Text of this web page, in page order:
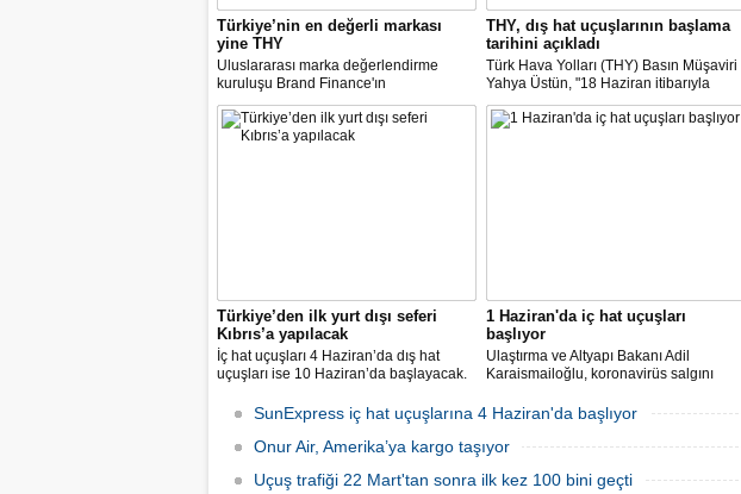
Türkiye’nin en değerli markası
yine THY
Uluslararası marka değerlendirme
kuruluşu Brand Finance'ın
araştırmasına göre Türk Hava Yolları, 2
milyar dolara yaklaşan marka değeriyle
bu yıl da "Türkiye'nin en değerli
THY, dış hat uçuşlarının başlama
tarihini açıkladı
Türk Hava Yolları (THY) Basın Müşaviri
Yahya Üstün, "18 Haziran itibarıyla
Avrupa’daki 16 şehirden Anadolu’daki
14 noktaya direkt uçmaya başlayacağız"
Türkiye’den ilk yurt dışı seferi
Kıbrıs’a yapılacak
İç hat uçuşları 4 Haziran’da dış hat
uçuşları ise 10 Haziran’da başlayacak.
olacak.
1 Haziran'da iç hat uçuşları
başlıyor
Ulaştırma ve Altyapı Bakanı Adil
Karaismailoğlu, koronavirüs salgını
seferlerinin, 1 Haziran itibarıyla iç
hatlarda yeniden başlayacağını bildirdi.
SunExpress iç hat uçuşlarına 4 Haziran'da başlıyor
Onur Air, Amerika’ya kargo taşıyor
Uçuş trafiği 22 Mart'tan sonra ilk kez 100 bini geçti